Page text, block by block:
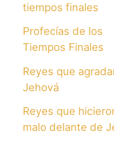
tiempos finales
Profecías de los
Tiempos Finales
Reyes que
Jehová
Reyes que
malo delante de